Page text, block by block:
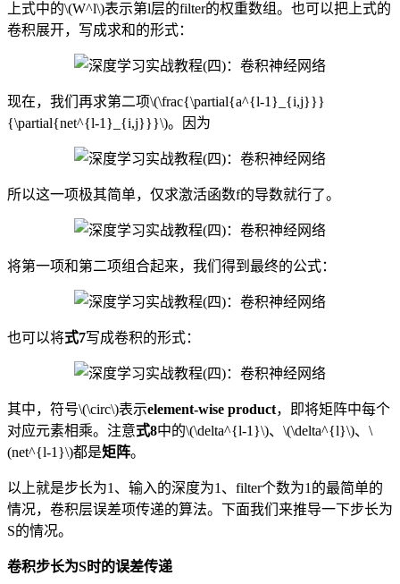
上式中的\(W^l\)表示第l层的filter的权重数组。也可以把上式的
卷积展开，写成求和的形式：
现在，我们再求第二项\(\frac{\partial{a^{l-1}_{i,j}}}
{\partial{net^{l-1}_{i,j}}}\)。因为
所以这一项极其简单，仅求激活函数f的导数就行了。
将第一项和第二项组合起来，我们得到最终的公式：
也可以将式7写成卷积的形式：
其中，符号\(\circ\)表示element-wise product，即将矩阵中每个
对应元素相乘。注意式8中的\(\delta^{l-1}\)、\(\delta^{l}\)、\
(net^{l-1}\)都是矩阵。
以上就是步长为1、输入的深度为1、filter个数为1的最简单的
情况，卷积层误差项传递的算法。下面我们来推导一下步长为
S的情况。
卷积步长为S时的误差传递